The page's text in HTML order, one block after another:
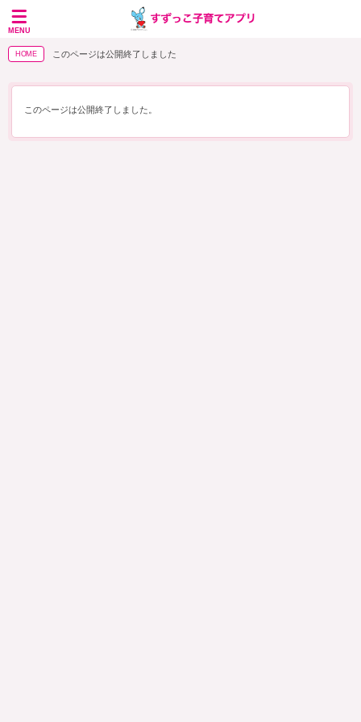
MENU
HOME このページは公開終了しました
このページは公開終了しました。